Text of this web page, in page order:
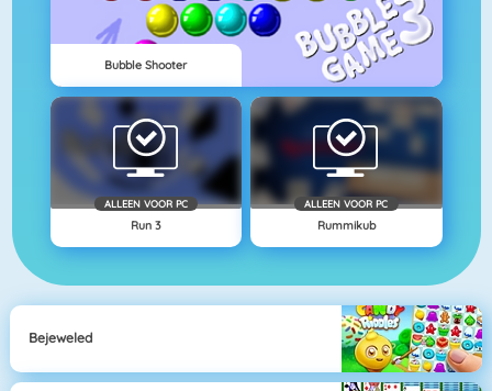
Bubble Shooter
ALLEEN VOOR PC
Run 3
ALLEEN VOOR PC
Rummikub
Bejeweled